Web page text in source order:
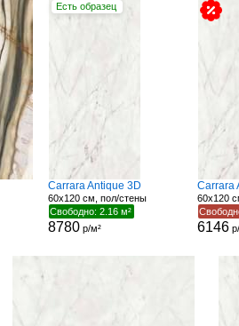
Есть образец
Carrara Antique 3D
60x120 см, пол/стены
Свободно: 2.16 м²
8780 р/м²
Carrara
60x120
6146